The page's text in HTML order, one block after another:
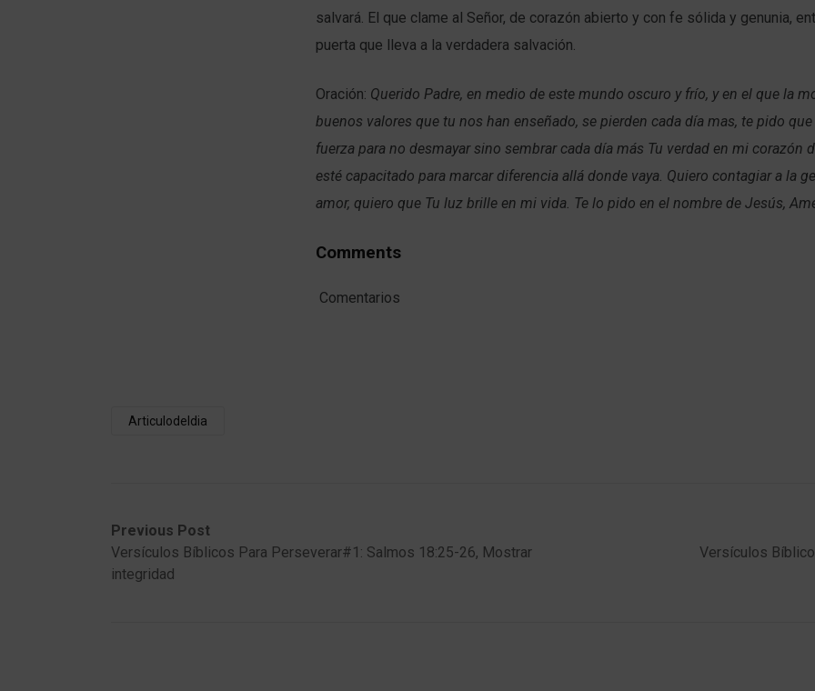
salvará. El que clame al Señor, de corazón abierto y con fe sólida y genunia,
puerta que lleva a la verdadera salvación.
Oración: Querido Padre, en medio de este mundo oscuro y frío, y en el que la
buenos valores que tu nos han enseñado, se pierden cada día mas, te pido
fuerza para no desmayar sino sembrar cada día más Tu verdad en mi corazón
esté capacitado para marcar diferencia allá donde vaya. Quiero contagiar a la
amor, quiero que Tu luz brille en mi vida. Te lo pido en el nombre de Jesús,
Comments
Comentarios
Articulodeldia
Previous Post
Versículos Bíblicos Para Perseverar#1: Salmos 18:25-26, Mostrar
integridad
Versículos